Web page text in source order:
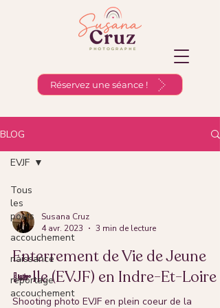
Réservez une séance !
BLOG
Tous
les
posts
accouchement
naissance
reportage
accouchement
EVJF
Susana Cruz
4 avr. 2023
3 min de lecture
Enterrement de Vie de Jeune
fille (EVJF) en Indre-Et-Loire
Shooting photo EVJF en plein coeur de la